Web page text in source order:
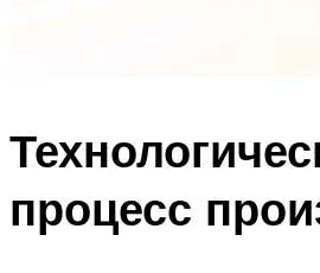
процесс